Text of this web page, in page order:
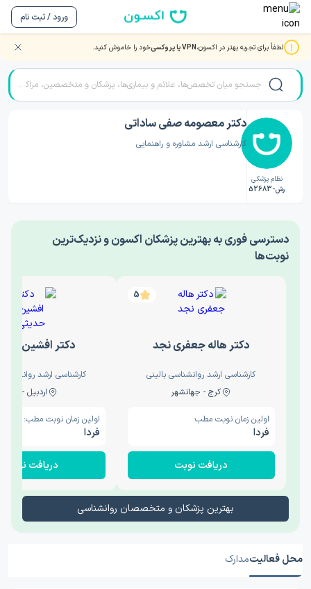
ورود / ثبت نام
لطفاً برای تجربه بهتر در اکسون،VPN یا پروکسی خود را خاموش کنید. صفحه اصلی/دکتر روانشناسی/دکتر معصومه صفی ساداتی
نظام پزشکی
رش-52683
دکتر معصومه صفی ساداتی
کارشناسی ارشد مشاوره و راهنمایی
‎دسترسی فوری به بهترین پزشکان اکسون و نزدیک‌ترین
نوبت‌ها
5
دکتر هاله جعفری نجد
کارشناسی ارشد روانشناسی بالینی
کرج - جهانشهر
اولین زمان نوبت مطب:
فردا
دریافت نوبت
دکتر افشین
کارشناسی ارشد
اردبیل - والی
اولین زمان نوبت مطب:
فردا
دریافت نوبت
بهترین پزشکان و متخصصان روانشناسی
محل فعالیتمدارک